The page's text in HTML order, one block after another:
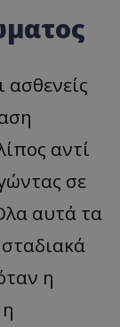
ασθενείς
αντί
σε
αυτά τα
η